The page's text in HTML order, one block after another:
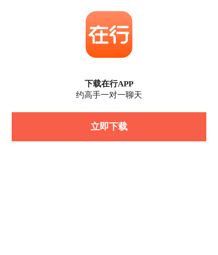
下载在行APP
约高手一对一聊天
立即下载